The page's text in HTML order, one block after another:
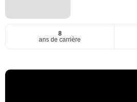
8
ans de carrière